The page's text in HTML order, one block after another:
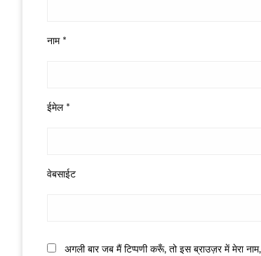
नाम *
ईमेल *
वेबसाईट
अगली बार जब मैं टिप्पणी करूँ, तो इस ब्राउज़र में मेरा